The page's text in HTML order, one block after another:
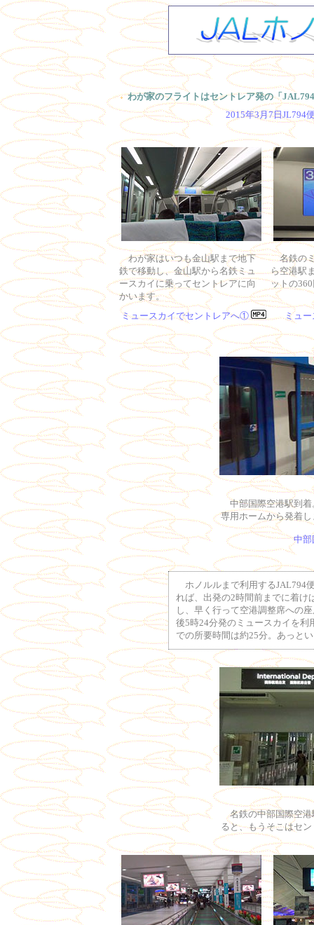
わが家のフライトはセントレア発の「
2015年3月7日JL794
わが家はいつも金山駅まで地下
鉄で移動し、金山駅から名鉄ミュ
ースカイに乗ってセントレアに向
かいます。
名鉄の
ら空港駅
ットの
ミュースカイでセントレアへ① ミュ
中部国際空港駅到着
専用ホームから発着し
中部
ホノルルまで利用するJAL794
れば、出発の2時間前までに着け
し、早く行って空港調整席への
後5時24分発のミュースカイを
での所要時間は約25分。あっと
名鉄の中部国際空港
ると、もうそこはセ